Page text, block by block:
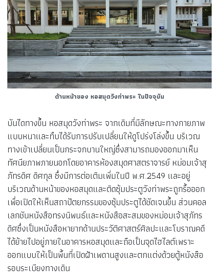
ด้านหน้าของ หอสมุดวังท่าพระ ในปัจจุบัน
บันไดทางขึ้น หอสมุดวังท่าพระ จากเดิมที่มีลักษณะทางกายภาพ
แบบหนาและทึบได้รับการปรับเปลี่ยนให้ดูโปร่งโล่งขึ้น บริเวณ
ทางเข้าเปลี่ยนเป็นกระจกบานใหญ่ซึ่งสามารถมองออกมาเห็น
ทัศนียภาพภายนอกโดยอาคารห้องสมุดศาสตราจารย์ หม่อมเจ้าสุ
ภัทรดิศ ดิศกุล ซึ่งมีการต่อเติมเพิ่มในปี พ.ศ.2549 และอยู่
บริเวณด้านหน้าของหอสมุดและติดซุ้มประตูวังท่าพระถูกรื้อออก
เพื่อเปิดให้เห็นสถาปัตยกรรมของซุ้มประตูได้ชัดเจนขึ้น ส่วนคอล
เลกชันหนังสือทรงนิพนธ์และหนังสือสะสมของหม่อมเจ้าสุภัทร
ดิศซึ่งเป็นหนังสือหายากด้านประวัติศาสตร์ศิลปะและโบราณคดี
ได้ย้ายไปอยู่ภายในอาคารหอสมุดและถือเป็นจุดไฮไลต์เพราะ
ออกแบบให้เป็นพื้นที่เปิดฝ้าเพดานสูงและตกแต่งด้วยตู้หนังสือ
รอบระเบียงทางเดิน